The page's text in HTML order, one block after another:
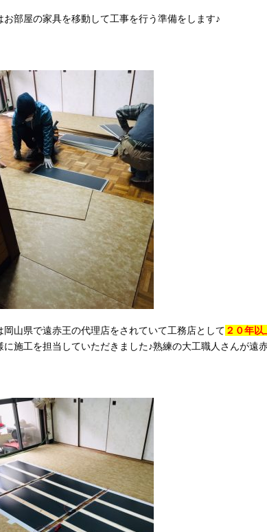
お部屋の家具を移動して工事を行う準備をします♪
岡山県で遠赤王の代理店をされていて工務店として ２０年以
に施工を担当していただきました♪熟練の大工職人さんが遠